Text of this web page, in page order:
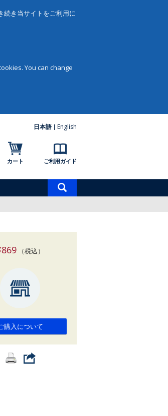
続き当サイトをご利用に
You can change
日本語 English
カート ご利用ガイド
索
（税込）
購入について